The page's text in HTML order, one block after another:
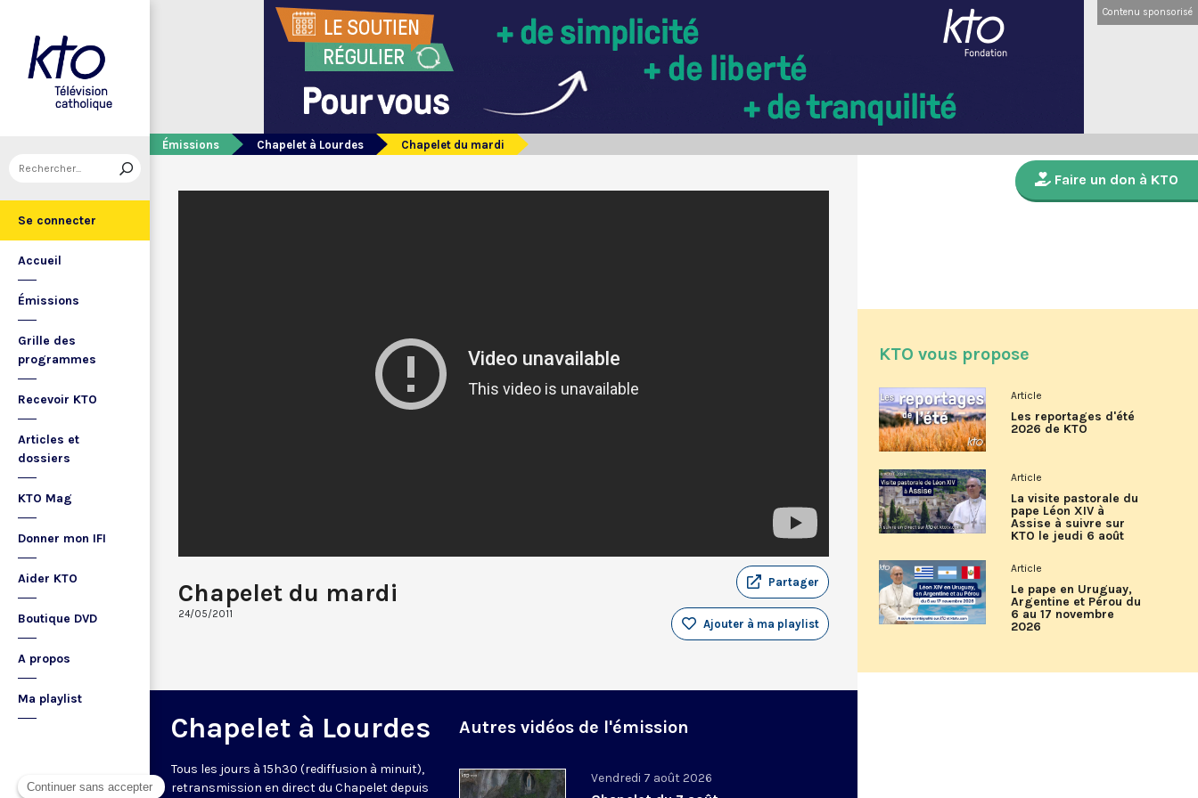
Se connecter
Accueil
Émissions
Grille des
programmes
Recevoir KTO
Articles et
dossiers
KTO Mag
Donner mon IFI
Aider KTO
Boutique DVD
A propos
Ma playlist
Contenu sponsorisé
Émissions Chapelet à Lourdes Chapelet du mardi
Chapelet du mardi
24/05/2011
Partager
Ajouter à ma playlist
Chapelet à Lourdes
Tous les jours à 15h30 (rediffusion à minuit),
retransmission en direct du Chapelet depuis
Autres vidéos de l'émission
Vendredi 7 août 2026
Faire un don à KTO
KTO vous propose
Article
Les reportages d'été
2026 de KTO
Article
La visite pastorale du
pape Léon XIV à
Assise à suivre sur
KTO le jeudi 6 août
Article
Le pape en Uruguay,
Argentine et Pérou du
6 au 17 novembre
2026